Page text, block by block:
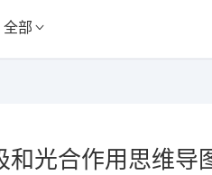
全部
和光合作用思维导